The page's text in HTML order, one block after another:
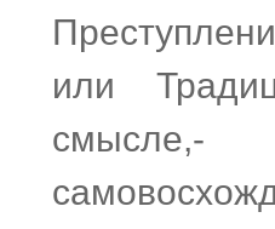
или
смысле,-